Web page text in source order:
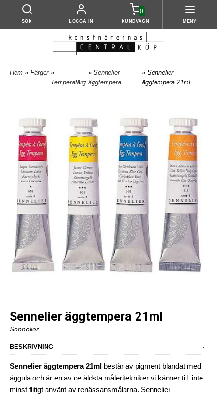
SÖK LOGGA IN
0
KUNDVAGN MENY
Hem » Färger »
Temperafärg
» Sennelier
äggtempera
» Sennelier
äggtempera 21ml
Sennelier äggtempera 21ml
Sennelier
BESKRIVNING
Sennelier äggtempera 21ml består av pigment blandat med
äggula och är en av de äldsta måleritekniker vi känner till, inte
minst flitigt använt av renässansmålarna. Sennelier